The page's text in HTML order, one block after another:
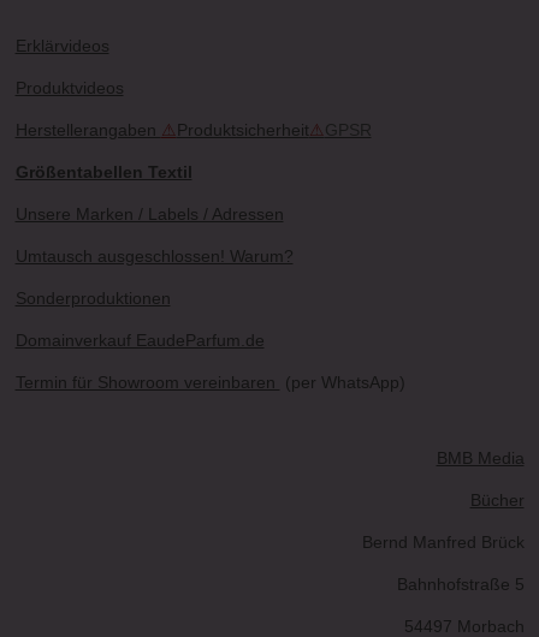
Erklärvideos
Produktvideos
Herstellerangaben ⚠ Produktsicherheit⚠ GPSR
Größentabellen Textil
Unsere Marken / Labels / Adressen
Umtausch ausgeschlossen! Warum?
Sonderproduktionen
Domainverkauf EaudeParfum.de
Termin für Showroom vereinbaren (per WhatsApp)
BMB Media
Bücher
Bernd Manfred Brück
Bahnhofstraße 5
54497 Morbach